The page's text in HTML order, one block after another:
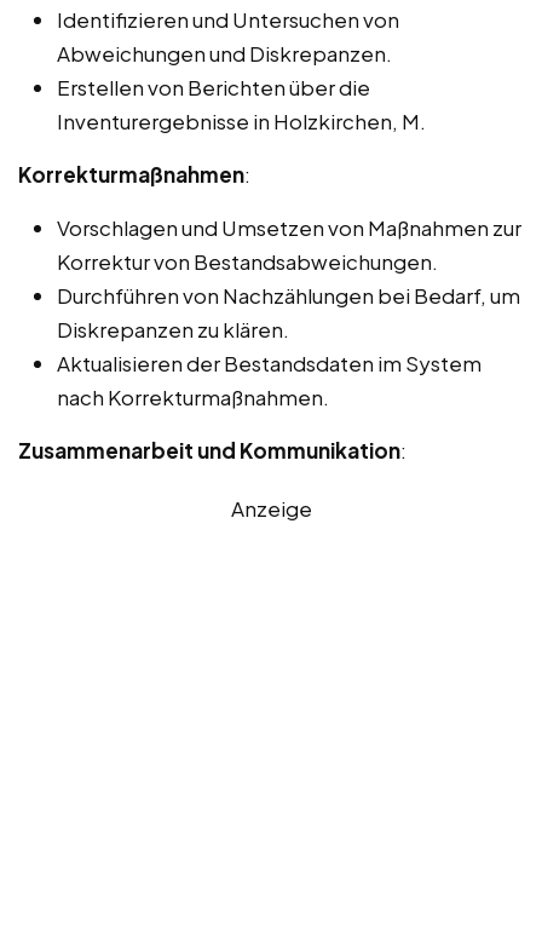
Identifizieren und Untersuchen von
Abweichungen und Diskrepanzen.
Erstellen von Berichten über die
Inventurergebnisse in Holzkirchen, M.
Korrekturmaßnahmen:
Vorschlagen und Umsetzen von Maßnahmen zur
Korrektur von Bestandsabweichungen.
Durchführen von Nachzählungen bei Bedarf, um
Diskrepanzen zu klären.
Aktualisieren der Bestandsdaten im System
nach Korrekturmaßnahmen.
Zusammenarbeit und Kommunikation:
Anzeige